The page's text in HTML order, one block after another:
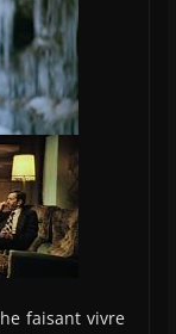
faisant vivre